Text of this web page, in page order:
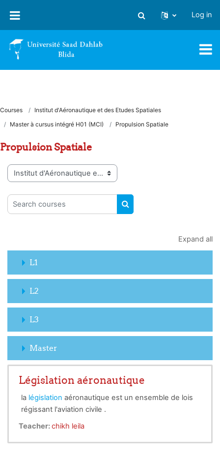
Toggle search input
Log in
Courses
Institut d'Aéronautique et des Etudes Spatiales
Master à cursus intégré H01 (MCI)
Propulsion Spatiale
Propulsion Spatiale
Course categories
Search courses
SEARCH COURSES
Expand all
L1
L2
L3
Master
Législation aéronautique
la législation aéronautique est un ensemble de lois
régissant l'aviation civile .
Teacher:chikh leila